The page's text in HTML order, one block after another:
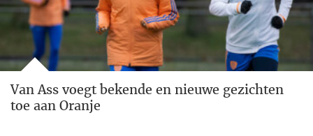
Van Ass voegt bekende en nieuwe gezichten
toe aan Oranje